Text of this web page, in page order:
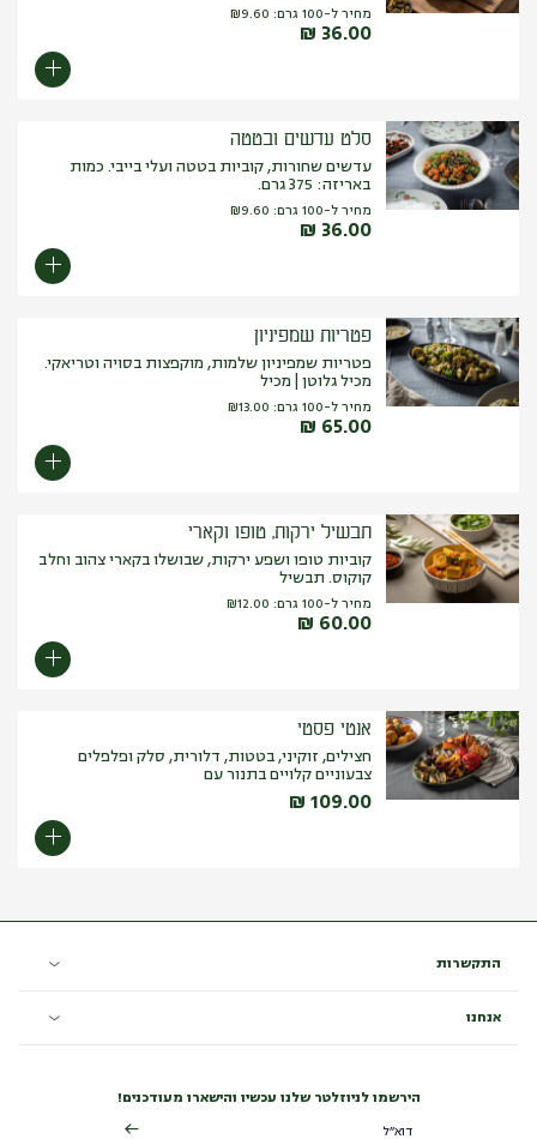
מחיר ל-100 גרם: ₪9.60
₪ 36.00
סלט עדשים ובטטה
עדשים שחורות, קוביות בטטה ועלי בייבי. כמות
באריזה: 375 גרם.
מחיר ל-100 גרם: ₪9.60
₪ 36.00
פטריות שמפיניון
פטריות שמפיניון שלמות, מוקפצות בסויה וטריאקי.
מכיל גלוטן | מכיל
מחיר ל-100 גרם: ₪13.00
₪ 65.00
תבשיל ירקות, טופו וקארי
קוביות טופו ושפע ירקות, שבושלו בקארי צהוב וחלב
קוקוס. תבשיל
מחיר ל-100 גרם: ₪12.00
₪ 60.00
אנטי פסטי
חצילים, זוקיני, בטטות, דלורית, סלק ופלפלים
צבעוניים קלויים בתנור עם
₪ 109.00
התקשרות
אנחנו
הירשמו לניוזלטר שלנו עכשיו והישארו מעודכנים!